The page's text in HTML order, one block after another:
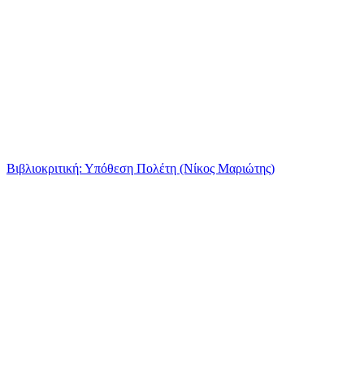
Βιβλιοκριτική: Υπόθεση Πολέτη (Νίκος Μαριώτης)